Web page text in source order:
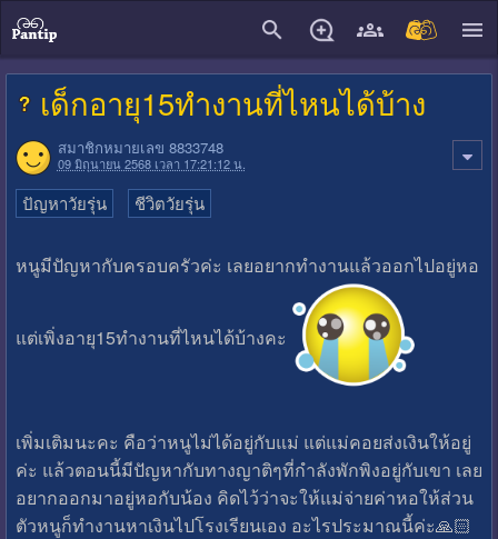
เด็กอายุ15ทำงานที่ไหนได้บ้าง
สมาชิกหมายเลข 8833748
09 มิถุนายน 2568 เวลา 17:21:12 น.
ปัญหาวัยรุ่น ชีวิตวัยรุ่น
หนูมีปัญหากับครอบครัวค่ะ เลยอยากทำงานแล้วออกไปอยู่หอ
แต่เพิ่งอายุ15ทำงานที่ไหนได้บ้างคะ
เพิ่มเติมนะคะ คือว่าหนูไม่ได้อยู่กับแม่ แต่แม่คอยส่งเงินให้อยู่
ค่ะ แล้วตอนนี้มีปัญหากับทางญาติๆที่กำลังพักพิงอยู่กับเขา เลย
อยากออกมาอยู่หอกับน้อง คิดไว้ว่าจะให้แม่จ่ายค่าหอให้ส่วน
ตัวหนูก็ทำงานหาเงินไปโรงเรียนเอง อะไรประมาณนี้ค่ะ🙏🏻
close